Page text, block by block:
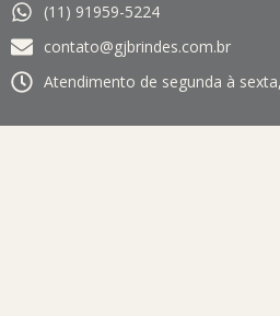
(11) 91959-5224
contato@gjbrindes.com.br
Atendimento de segunda à